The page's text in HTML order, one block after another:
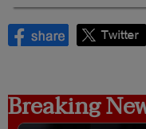
Breaking